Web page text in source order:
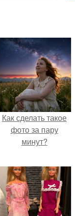
Как сделать такое
фото за пару
минут?